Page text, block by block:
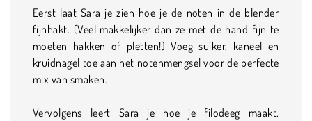
Eerst laat Sara je zien hoe je de noten in de blender
fijnhakt. (Veel makkelijker dan ze met de hand fijn te
moeten hakken of pletten!) Voeg suiker, kaneel en
kruidnagel toe aan het notenmengsel voor de perfecte
mix van smaken.
Vervolgens leert Sara je hoe je filodeeg maakt.